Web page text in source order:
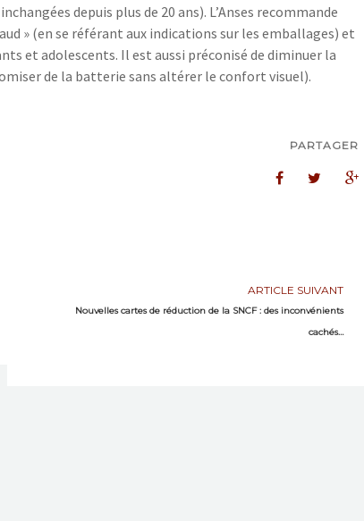
depuis plus de 20 ans). L’Anses recommande
» (en se référant aux indications sur les emballages) et
et adolescents. Il est aussi préconisé de diminuer la
de la batterie sans altérer le confort visuel).
PARTAGER
ARTICLE SUIVANT
Nouvelles cartes de réduction de la SNCF : des inconvénients
cachés…